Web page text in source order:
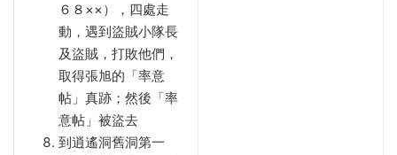
６８××），四處走
動，遇到盜賊小隊長
及盜賊，打敗他們，
取得張旭的「率意
帖」真跡；然後「率
意帖」被盜去
到逍遙洞舊洞第一